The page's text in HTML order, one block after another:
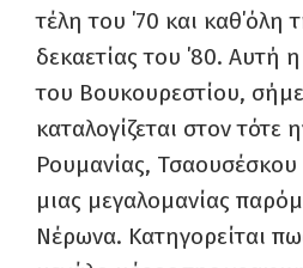
τέλη του ΄70 και καθ΄όλη
δεκαετίας του ΄80. Αυτή
του Βουκουρεστίου,
καταλογίζεται στον τότε
Ρουμανίας,
μιας μεγαλομανίας
Νέρωνα. Κατηγορείται